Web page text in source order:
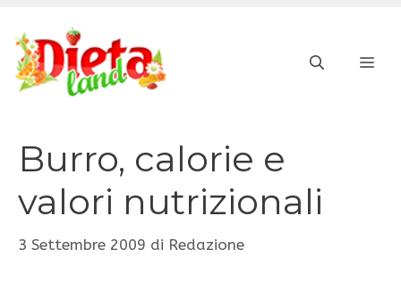
contenuto
Burro, calorie e
valori nutrizionali
3 Settembre 2009 di Redazione